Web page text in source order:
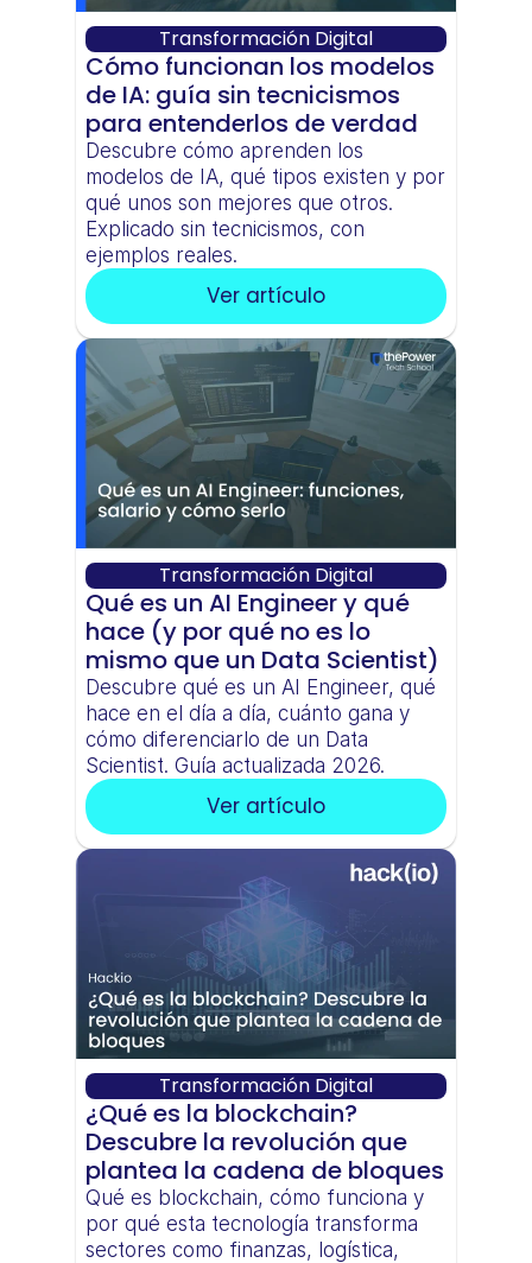
Transformación Digital
Cómo funcionan los modelos
de IA: guía sin tecnicismos
para entenderlos de verdad
Descubre cómo aprenden los
modelos de IA, qué tipos existen y por
qué unos son mejores que otros.
Explicado sin tecnicismos, con
ejemplos reales.
Ver artículo
Transformación Digital
Qué es un AI Engineer y qué
hace (y por qué no es lo
mismo que un Data Scientist)
Descubre qué es un AI Engineer, qué
hace en el día a día, cuánto gana y
cómo diferenciarlo de un Data
Scientist. Guía actualizada 2026.
Ver artículo
Transformación Digital
¿Qué es la blockchain?
Descubre la revolución que
plantea la cadena de bloques
Qué es blockchain, cómo funciona y
por qué esta tecnología transforma
sectores como finanzas, logística,